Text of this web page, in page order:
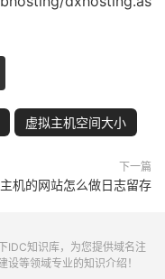
虚拟主机空间大小
下一篇
机的网站怎么做日志留存
IDC知识库，为您提供域名注
等领域专业的知识介绍！